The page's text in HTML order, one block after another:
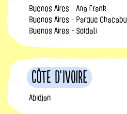
Buenos Aires - Ana Frank
Buenos Aires - Parque
Buenos Aires - Soldati
Côte d’Ivoire
Abidjan